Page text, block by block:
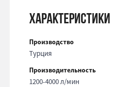
Характеристики
Производство
Турция
Производительность
1200-4000 л/мин